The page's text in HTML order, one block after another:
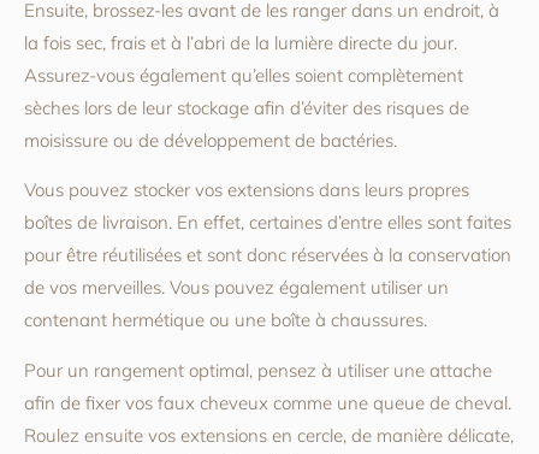
Ensuite, brossez-les avant de les ranger dans un endroit, à
la fois sec, frais et à l’abri de la lumière directe du jour.
Assurez-vous également qu’elles soient complètement
sèches lors de leur stockage afin d’éviter des risques de
moisissure ou de développement de bactéries.
Vous pouvez stocker vos extensions dans leurs propres
boîtes de livraison. En effet, certaines d’entre elles sont faites
pour être réutilisées et sont donc réservées à la conservation
de vos merveilles. Vous pouvez également utiliser un
contenant hermétique ou une boîte à chaussures.
Pour un rangement optimal, pensez à utiliser une attache
afin de fixer vos faux cheveux comme une queue de cheval.
Roulez ensuite vos extensions en cercle, de manière délicate,